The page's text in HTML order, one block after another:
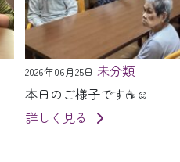
2026年06月25日 未分類
本日のご様子です☕️☺️
詳しく見る